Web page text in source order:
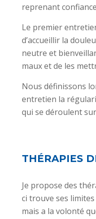
reprenant
Le premier
d’accueillir la
neutre et
maux et de les
Nous définissons
entretien la
qui se déroulent
THÉRAPIES
Je propose des
ci trouve ses
mais a la volonté